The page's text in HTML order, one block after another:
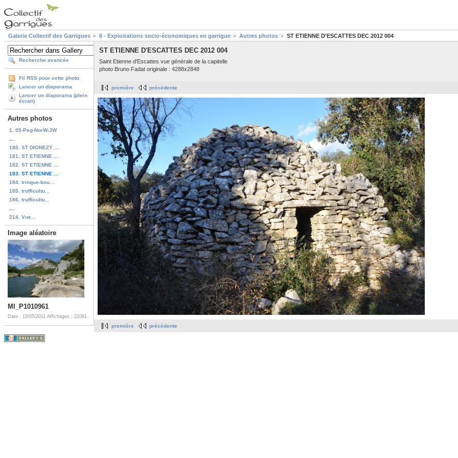
Galerie Collectif des Garrigues 6 - Exploitations socio-économiques en garrigue Autres photos ST ETIENNE D'ESCATTES DEC 2012 004
Recherche avancée
Fil RSS pour cette photo
Lancer un diaporama
Lancer un diaporama (plein
écran)
Autres photos
1. 05-Peg-NorW-JW
180. ST DIONEZY ...
181. ST ETIENNE ...
182. ST ETIENNE ...
183. ST ETIENNE ...
184. trinque-bou...
185. trufficultu...
186. trufficultu...
214. Vue...
Image aléatoire
MI_P1010961
Date : 15/05/2011 Affichages : 21081
ST ETIENNE D'ESCATTES DEC 2012 004
Saint Etienne d'Escattes vue générale de la capitelle
photo Bruno Fadat originale : 4288x2848
première précédente
première précédente